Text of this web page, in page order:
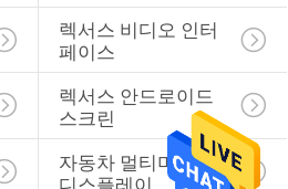
렉서스 비디오 인터
페이스
렉서스 안드로이드
스크린
자동차 멀티미디어
디스플레이